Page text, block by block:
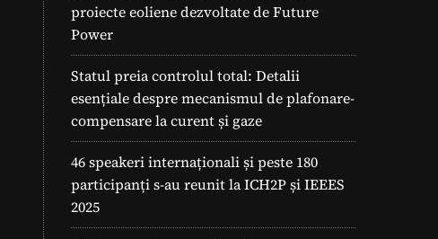
proiecte eoliene dezvoltate de Future
Power
Statul preia controlul total: Detalii
esențiale despre mecanismul de plafonare-
compensare la curent și gaze
46 speakeri internaționali și peste 180
participanți s-au reunit la ICH2P și IEEES
2025